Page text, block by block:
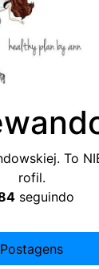
. To
rofil.
seguindo
Postagens